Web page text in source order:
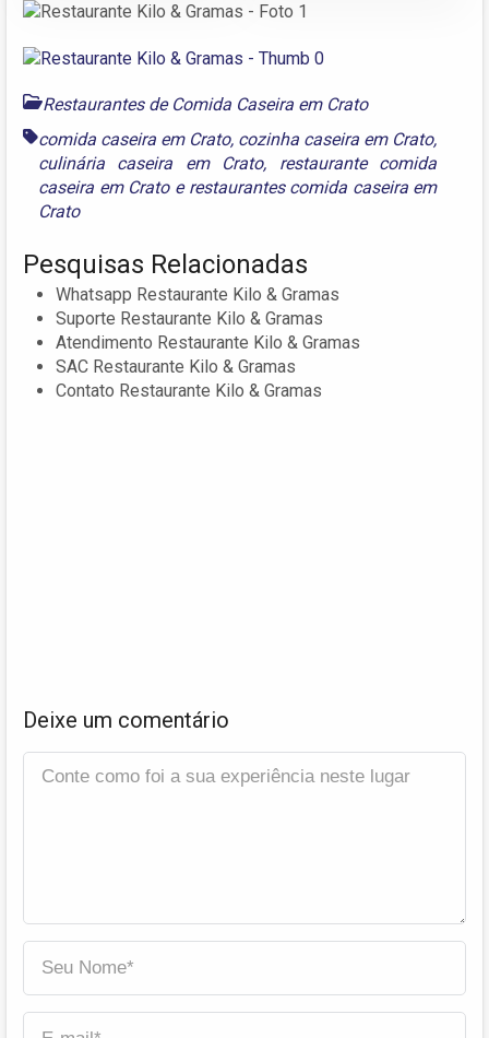
Restaurantes de Comida Caseira em Crato
comida caseira em Crato, cozinha caseira em Crato,
culinária caseira em Crato, restaurante comida
caseira em Cratoe restaurantes comida caseira em
Crato
Pesquisas Relacionadas
Whatsapp Restaurante Kilo & Gramas
Suporte Restaurante Kilo & Gramas
Atendimento Restaurante Kilo & Gramas
SAC Restaurante Kilo & Gramas
Contato Restaurante Kilo & Gramas
Deixe um comentário